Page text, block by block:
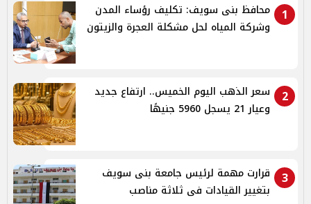
1
محافظ بنى سويف: تكليف رؤساء المدن
وشركة المياه لحل مشكلة العجرة والزيتون
2
سعر الذهب اليوم الخميس.. ارتفاع جديد
وعيار 21 يسجل 5960 جنيهًا
3
قرارت مهمة لرئيس جامعة بنى سويف
بتغيير القيادات فى ثلاثة مناصب